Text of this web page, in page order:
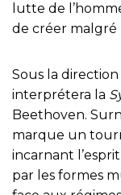
lutte de
de créer malgré
Sous la direction
interprétera la
Beethoven.
marque un
incarnant
par les formes